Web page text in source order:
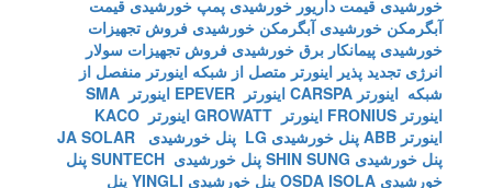
خورشیدی قیمت داریور خورشیدی پمپ خورشیدی قیمت
آبگرمکن خورشیدی آبگرمکن خورشیدی فروش تجهیزات
خورشیدی پیمانکار برق خورشیدی فروش تجهیزات سولار
انرژی تجدید پذیر اینورتر متصل از شبکه اینورتر منفصل از
شبکه اینورتر CARSPA اینورتر EPEVER
اینورتر SMA
اینورتر FRONIUS
اینورتر GROWATT
اینورتر KACO
اینورتر ABB
پنل خورشیدی LG
پنل خورشیدی JA SOLAR
پنل خورشیدی SHIN SUNG
پنل خورشیدی SUNTECH
پنل
خورشیدی OSDA ISOLA
پنل خورشیدی YINGLI
پنل